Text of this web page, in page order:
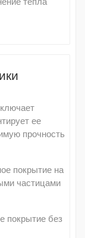
ее
прочность
покрытие на
частицами
покрытие без